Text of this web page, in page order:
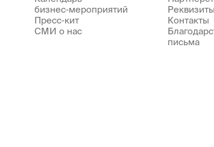
бизнес‑мероприятий
Пресс‑кит
СМИ о нас
Контакты
письма